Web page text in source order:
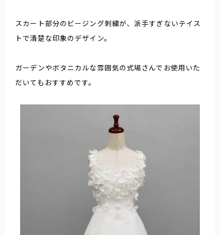
スカート部分のビージング刺繍が、派手すぎないテイス
トで清楚な印象のデザイン。
ガーデンやボタニカルな雰囲気の式場さんでお使用いた
だいてもおすすめです。